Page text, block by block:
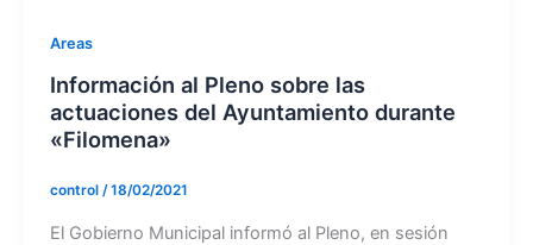
Areas
Información al Pleno sobre las
actuaciones del Ayuntamiento durante
«Filomena»
control /18/02/2021
El Gobierno Municipal informó al Pleno, en sesión